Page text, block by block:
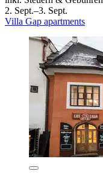
2. Sept.–3. Sept.
Villa Gap apartments